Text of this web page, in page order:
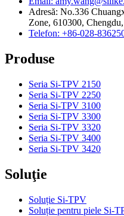
Adresă: No.336
Zone, 610300,
Telefon: +86-028-
Produse
Seria Si-TPV 2150
Seria Si-TPV 2250
Seria Si-TPV 3100
Seria Si-TPV 3300
Seria Si-TPV 3320
Seria Si-TPV 3400
Seria Si-TPV 3420
Soluţie
Soluție Si-TPV
Soluție pentru piele Si-